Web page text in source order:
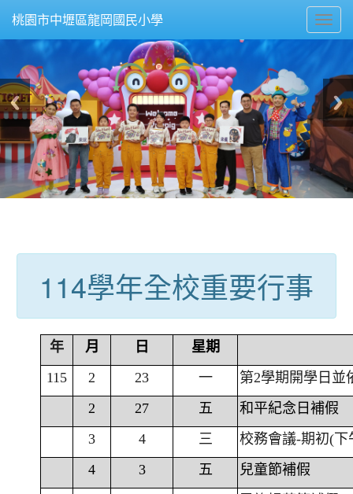
桃園市中壢區龍岡國民小學
114學年全校重要行事
年 月 日
星期
115
2 23 一
第2學期開學日並
2
27 五
和平紀念日補假
3
4 三
校務會議-期初(下
4
3 五
兒童節補假